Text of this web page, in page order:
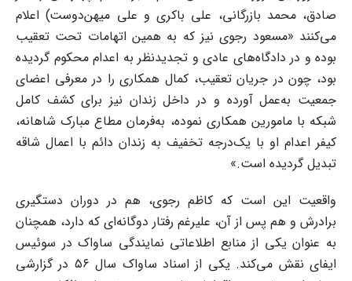
صادق، محمد بازرگانی، علی باکری و علی میهن‌دوست) اعلام
می‌کنند «مسعود رجوی نیز که به همین اتهامات تحت تعقیب
بوده و در دادگاه‌های عادی و تجدیدنظر به اعدام محکوم گردیده
بود، چون در جریان تعقیب، کمال همکاری را در معرفی اعضای
جمعیت به‌عمل آورده و در داخل زندان نیز برای کشف کامل
شبکه با مامورین همکاری نموده، به‌فرمان مطاع مبارک شاهانه،
کیفر اعدام او با یک‌درجه تخفیف به زندان دائم با اعمال شاقه
تبدیل گردیده است.»
واقعیت این است که کاظم رجوی، هم در دوران دستگیری
برادرش و هم پس از آن، علیرغم رفتار دوگانه‌ای که دارد، همچنان
به عنوان یکی از منابع اطلاعاتی نمایندگی ساواک در سوئیس
ایفای نقش می‌کند. یکی از اسناد ساواک سال ۵۶ در گزارشی